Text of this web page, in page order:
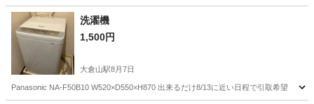
洗濯機
1,500円
大倉山駅8月7日
Panasonic NA-F50B10 W520×D550×H870 出来るだけ8/13に近い日程で引取希望